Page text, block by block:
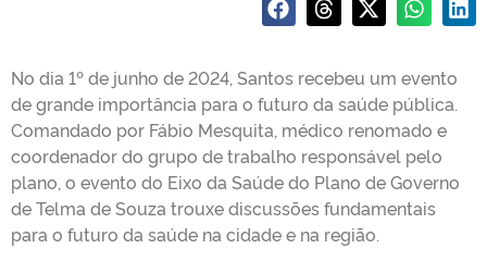
No dia 1º de junho de 2024, Santos recebeu um evento
de grande importância para o futuro da saúde pública.
Comandado por Fábio Mesquita, médico renomado e
coordenador do grupo de trabalho responsável pelo
plano, o evento do Eixo da Saúde do Plano de Governo
de Telma de Souza trouxe discussões fundamentais
para o futuro da saúde na cidade e na região.